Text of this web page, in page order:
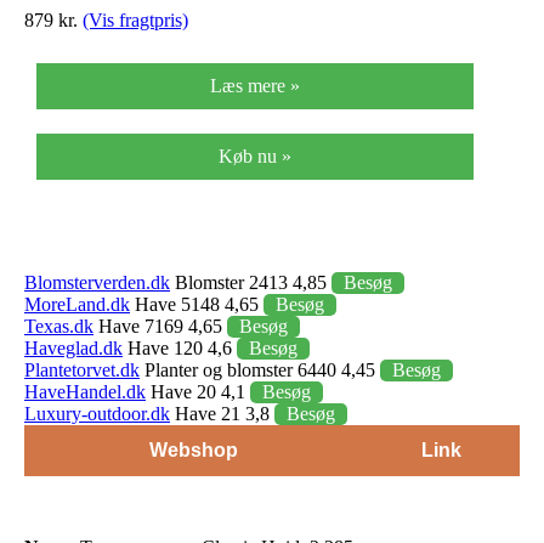
879 kr. (Vis fragtpris)
Læs mere »
Køb nu »
Blomsterverden.dk Blomster 2413 4,85
Besøg
MoreLand.dk Have 5148 4,65
Besøg
Texas.dk Have 7169 4,65
Besøg
Haveglad.dk Have 120 4,6
Besøg
Plantetorvet.dk Planter og blomster 6440 4,45
Besøg
HaveHandel.dk Have 20 4,1
Besøg
Luxury-outdoor.dk Have 21 3,8
Besøg
Webshop
Link